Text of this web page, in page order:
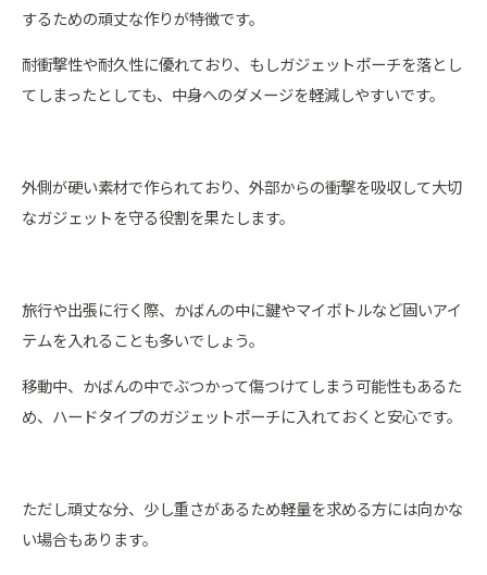
するための頑丈な作りが特徴です。
耐衝撃性や耐久性に優れており、もしガジェットポーチを落とし
てしまったとしても、中身へのダメージを軽減しやすいです。
外側が硬い素材で作られており、外部からの衝撃を吸収して大切
なガジェットを守る役割を果たします。
旅行や出張に行く際、かばんの中に鍵やマイボトルなど固いアイ
テムを入れることも多いでしょう。
移動中、かばんの中でぶつかって傷つけてしまう可能性もあるた
め、ハードタイプのガジェットポーチに入れておくと安心です。
ただし頑丈な分、少し重さがあるため軽量を求める方には向かな
い場合もあります。